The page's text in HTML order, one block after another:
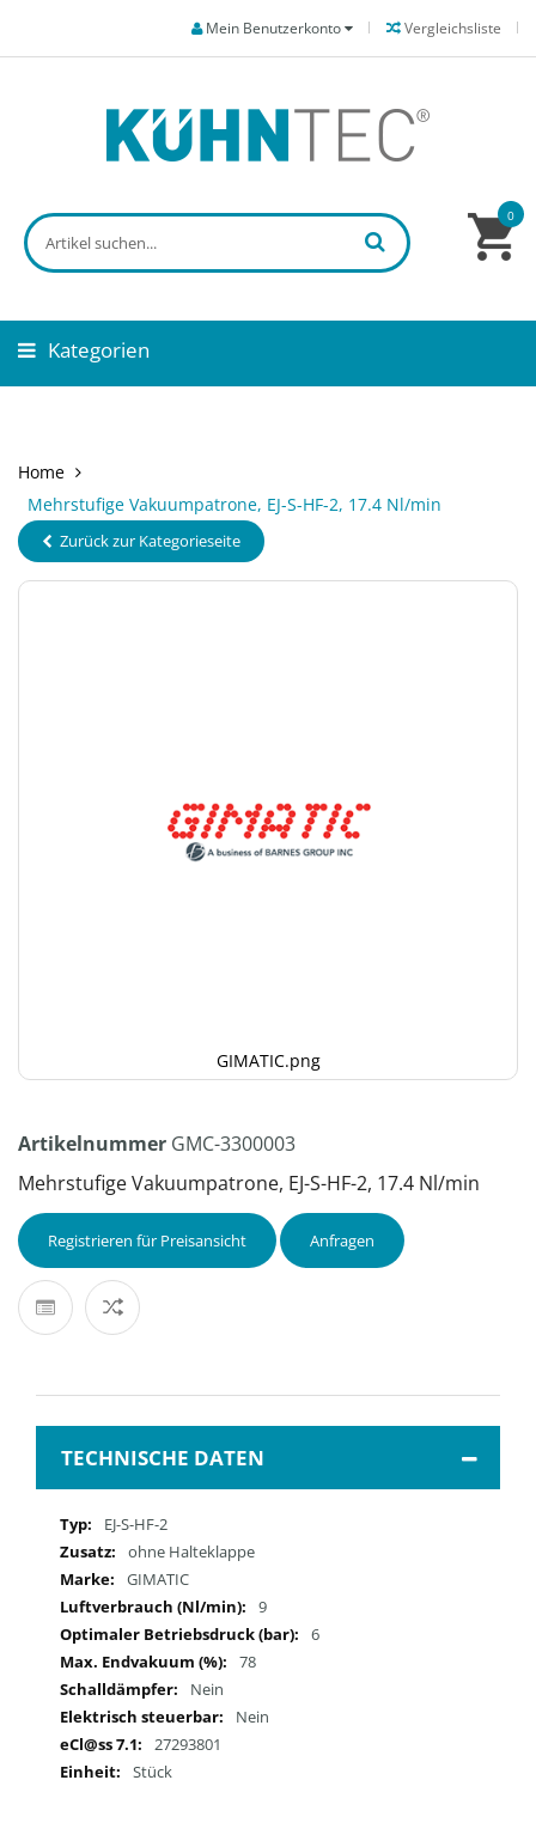
Vergleichsliste
Mein Benutzerkonto
0
Kategorien
Home
Mehrstufige Vakuumpatrone, EJ-S-HF-2, 17.4 Nl/min
Zurück zur Kategorieseite
GIMATIC.png
Artikelnummer GMC-3300003
Mehrstufige Vakuumpatrone, EJ-S-HF-2, 17.4 Nl/min
Registrieren für Preisansicht Anfragen
TECHNISCHE DATEN
Mehr
Informationen
EJ-S-HF-2
ohne Halteklappe
GIMATIC
9
6
78
Nein
Nein
27293801
Stück